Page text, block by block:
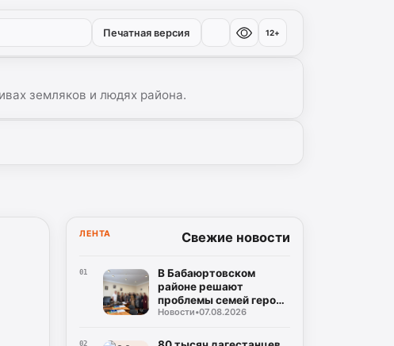
Печатная версия 12+
земляков и людях района.
ЛЕНТА Свежие новости
01
В Бабаюртовском
районе решают
проблемы семей героев
СВО
Новости•07.08.2026
02